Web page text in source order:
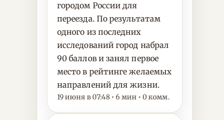
городом России для
переезда. По результатам
одного из последних
исследований город набрал
90 баллов и занял первое
место в рейтинге желаемых
направлений для жизни.
19 июня в 07:48 • 6 мин • 0 комм.